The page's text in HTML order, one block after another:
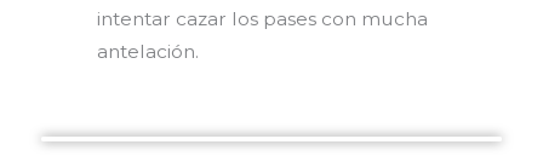
intentar cazar los pases con mucha
antelación.